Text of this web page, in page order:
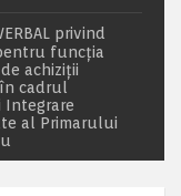
privind
funcția
achiziții
cadrul
Integrare
al Primarului